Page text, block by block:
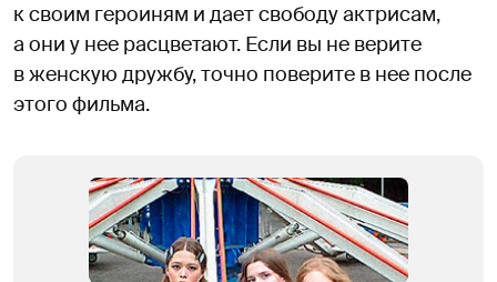
к своим героиням и дает свободу актрисам,
а они у нее расцветают. Если вы не верите
в женскую дружбу, точно поверите в нее после
этого фильма.